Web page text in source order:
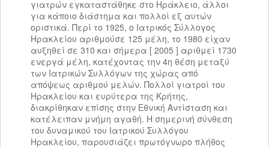
γιατρών εγκαταστάθηκε στο Ηράκλειο, άλλοι
για κάποιο διάστημα και πολλοί εξ αυτών
οριστικά. Περί το 1925, ο Ιατρικός Σύλλογος
Ηρακλείου αριθμούσε 125 μέλη, το 1980 είχαν
αυξηθεί σε 310 και σήμερα [ 2005 ] αριθμεί 1730
ενεργά μέλη, κατέχοντας την 4η θέση μεταξύ
των Ιατρικών Συλλόγων της χώρας από
απόψεως αριθμού μελών. Πολλοί γιατροί του
Ηρακλείου και ευρύτερα της Κρήτης,
διακρίθηκαν επίσης στην Εθνική Αντίσταση και
κατέλειπαν μνήμη αγαθή. Η σημερινή σύνθεση
του δυναμικού του Ιατρικού Συλλόγου
Ηρακλείου, παρουσιάζει πρωτόγνωρο πλήθος